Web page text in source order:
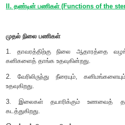
2. நேர் ஒளி நாட்டமும், எதிர்புவி
இனப்பெருக்க
5. இளம் தண்டு பசுமை நிறத்தில்
6. இனப்பெருக்க வளர்ச்சியின்